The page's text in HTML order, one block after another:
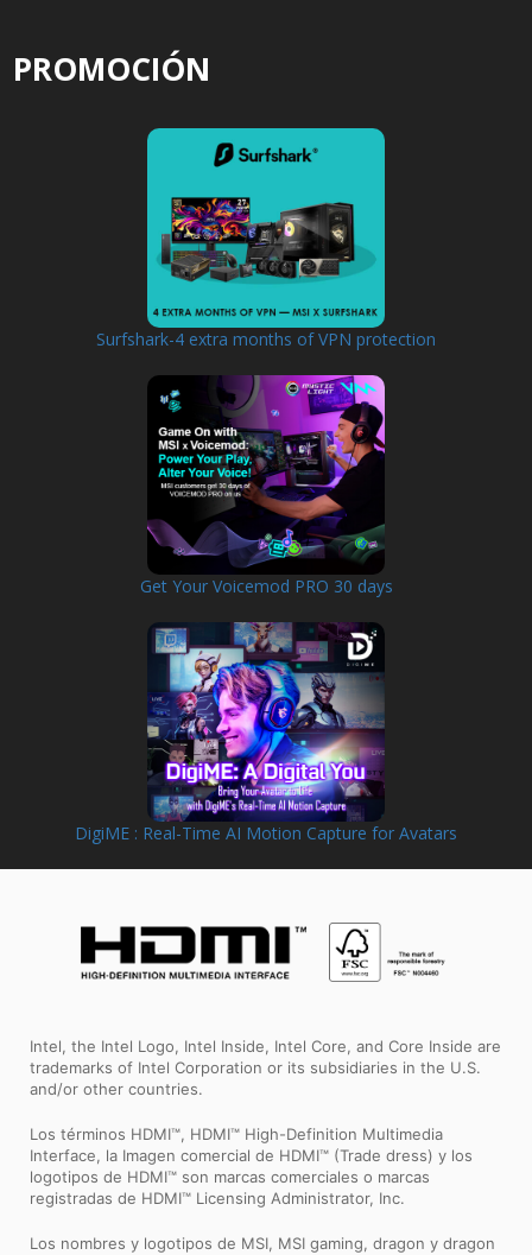
PROMOCIÓN
Surfshark-4 extra months of VPN protection
Get Your Voicemod PRO 30 days
DigiME : Real-Time AI Motion Capture for Avatars
Intel, the Intel Logo, Intel Inside, Intel Core, and Core Inside are
trademarks of Intel Corporation or its subsidiaries in the U.S.
and/or other countries.
Los términos HDMI™, HDMI™ High-Definition Multimedia
Interface, la Imagen comercial de HDMI™ (Trade dress) y los
logotipos de HDMI™ son marcas comerciales o marcas
registradas de HDMI™ Licensing Administrator, Inc.
Los nombres y logotipos de MSI, MSI gaming, dragon y dragon